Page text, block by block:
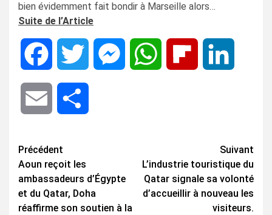
bien évidemment fait bondir à Marseille alors…
Suite de l’Article
Facebook Twitter MessengerWhatsApp Flipboard
Email
Navigation
d’article
Précédent
Aoun reçoit les
ambassadeurs d’Égypte
et du Qatar, Doha
réaffirme son soutien à la
Suivant
L’industrie touristique du
Qatar signale sa volonté
d’accueillir à nouveau les
visiteurs.